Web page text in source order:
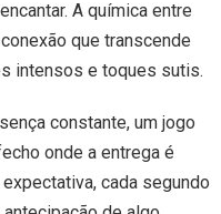
A química entre
que transcende
intensos e toques sutis.
constante, um jogo
onde a entrega é
cada segundo